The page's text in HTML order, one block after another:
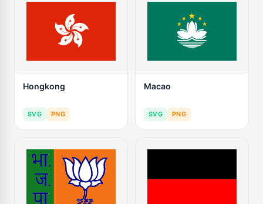
Hongkong
SVG PNG
Macao
SVG PNG